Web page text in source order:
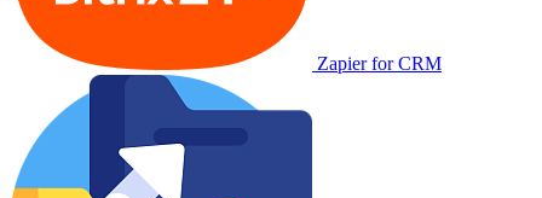
Zapier for CRM